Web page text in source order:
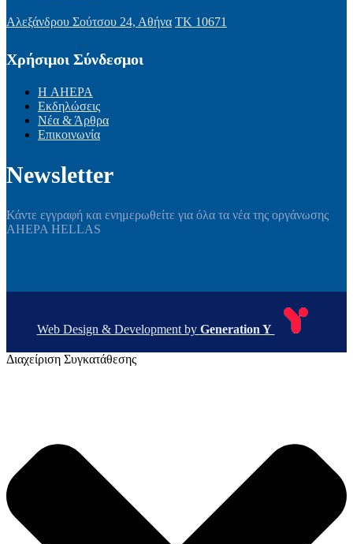
Αλεξάνδρου Σούτσου 24, Αθήνα ΤΚ 10671
Χρήσιμοι Σύνδεσμοι
Η AHEPA
Εκδηλώσεις
Νέα & Άρθρα
Επικοινωνία
Newsletter
Κάντε εγγραφή και ενημερωθείτε για όλα τα νέα της οργάνωσης
AHEPA HELLAS
Web Design & Development by Generation Y
Διαχείριση Συγκατάθεσης